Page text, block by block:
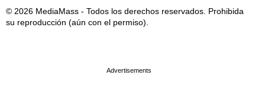
© 2026 MediaMass - Todos los derechos reservados. Prohibida
su reproducción (aún con el permiso).